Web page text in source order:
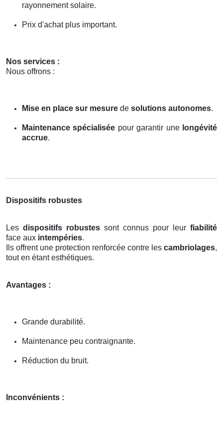
rayonnement solaire.
Prix d'achat plus important.
Nos services :
Nous offrons :
Mise en place sur mesure de solutions autonomes.
Maintenance spécialisée pour garantir une longévité
accrue.
Dispositifs robustes
Les dispositifs robustes sont connus pour leur fiabilité
face aux intempéries.
Ils offrent une protection renforcée contre les cambriolages,
tout en étant esthétiques.
Avantages :
Grande durabilité.
Maintenance peu contraignante.
Réduction du bruit.
Inconvénients :